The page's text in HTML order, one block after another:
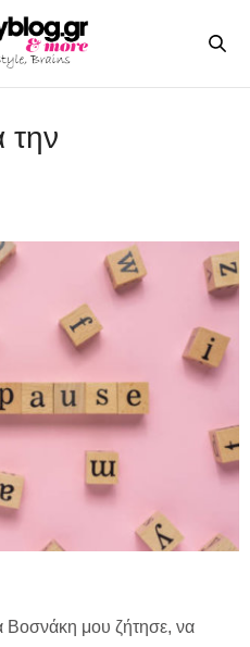
την
μου ζήτησε, να